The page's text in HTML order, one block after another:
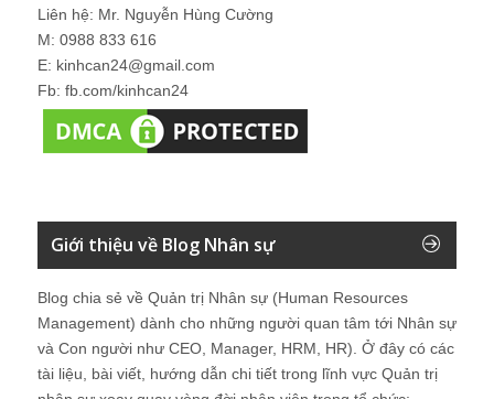
Liên hệ: Mr. Nguyễn Hùng Cường
M: 0988 833 616
E: kinhcan24@gmail.com
Fb: fb.com/kinhcan24
Giới thiệu về Blog Nhân sự
Blog chia sẻ về Quản trị Nhân sự (Human Resources
Management) dành cho những người quan tâm tới Nhân sự
và Con người như CEO, Manager, HRM, HR). Ở đây có các
tài liệu, bài viết, hướng dẫn chi tiết trong lĩnh vực Quản trị